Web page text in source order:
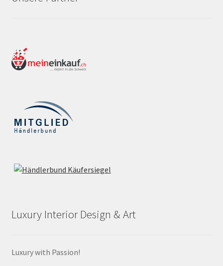
Luxury Interior Design & Art
Luxury with Passion!